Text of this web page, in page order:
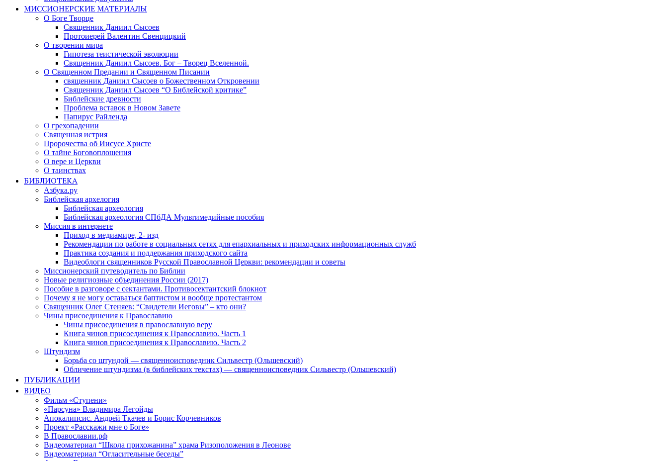
МИССИОНЕРСКИЕ МАТЕРИАЛЫ
О Боге Творце
Священник Даниил Сысоев
Протоиерей Валентин Свенцицкий
О творении мира
Гипотеза теистической эволюции
Священник Даниил Сысоев. Бог – Творец Вселенной.
О Священном Предании и Священном Писании
священник Даниил Сысоев о Божественном Откровении
Священник Даниил Сысоев “О Библейской критике”
Библейские древности
Проблема вставок в Новом Завете
Папирус Райленда
О грехопадении
Священная истрия
Пророчества об Иисусе Христе
О тайне Боговоплощения
О вере и Церкви
О таинствах
БИБЛИОТЕКА
Азбука.ру
Библейская архелогия
Библейская археология
Библейская археология СПбДА Мультимедийные пособия
Миссия в интернете
Приход в медиамире, 2- изд
Рекомендации по работе в социальных сетях для епархиальных и приходских информационных служб
Практика создания и поддержания приходского сайта
Видеоблоги священников Русской Православной Церкви: рекомендации и советы
Миссионерский путеводитель по Библии
Новые религиозные объединения России (2017)
Пособие в разговоре с сектантами. Противосектантский блокнот
Почему я не могу оставаться баптистом и вообще протестантом
Священник Олег Стеняев: “Свидетели Иеговы” – кто они?
Чины присоединения к Православию
Чины присоединения в православную веру
Книга чинов присоединения к Православию. Часть 1
Книга чинов присоединения к Православию. Часть 2
Штундизм
Борьба со штундой — священноисповедник Сильвестр (Ольшевский)
Обличение штундизма (в библейских текстах) — священноисповедник Сильвестр (Ольшевский)
ПУБЛИКАЦИИ
ВИДЕО
Фильм «Ступени»
«Парсуна» Владимира Легойды
Апокалипсис. Андрей Ткачев и Борис Корчевников
Проект «Расскажи мне о Боге»
В Православии.рф
Видеоматериал “Школа прихожанина” храма Ризоположения в Леонове
Видеоматериал “Огласительные беседы”